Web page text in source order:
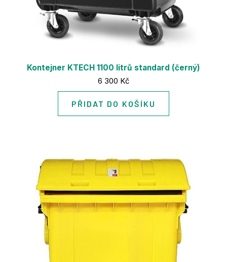
Kontejner KTECH 1100 litrů standard (černý)
Cena:
6 300 Kč
PŘIDAT DO KOŠÍKU